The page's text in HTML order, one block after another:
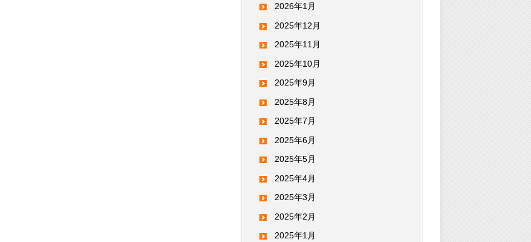
2026年1月
2025年12月
2025年11月
2025年10月
2025年9月
2025年8月
2025年7月
2025年6月
2025年5月
2025年4月
2025年3月
2025年2月
2025年1月